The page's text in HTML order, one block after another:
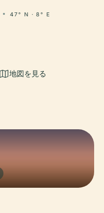
47° N · 8° E
地図を見る